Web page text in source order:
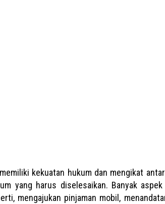
kekuatan hukum dan mengikat
yang harus diselesaikan. Banyak
mengajukan pinjaman mobil,